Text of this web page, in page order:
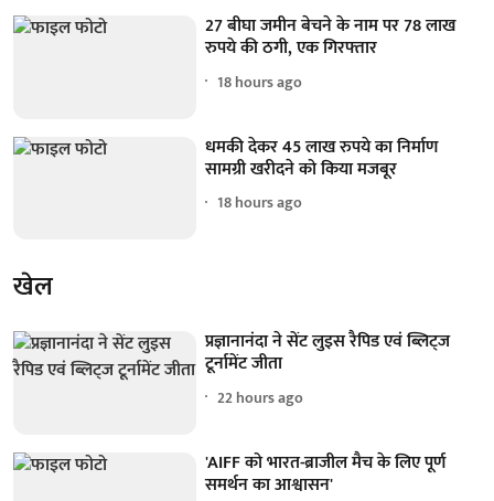
27 बीघा जमीन बेचने के नाम पर 78 लाख
रुपये की ठगी, एक गिरफ्तार
18 hours ago
धमकी देकर 45 लाख रुपये का निर्माण
सामग्री खरीदने को किया मजबूर
18 hours ago
खेल
प्रज्ञानानंदा ने सेंट लुइस रैपिड एवं ब्लिट्ज
टूर्नामेंट जीता
22 hours ago
'AIFF को भारत-ब्राजील मैच के लिए पूर्ण
समर्थन का आश्वासन'